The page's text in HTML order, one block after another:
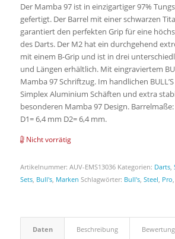
Der Mamba 97 ist in einzigartiger 97%
gefertigt. Der Barrel mit einer schwarzen
garantiert den perfekten Grip für eine
des Darts. Der M2 hat ein durchgehend
mit einem B-Grip und ist in drei
und Längen erhältlich. Mit eingraviertem
Mamba 97 Schriftzug. Im handlichen
Simplex Aluminium Schäften und extra
besonderen Mamba 97 Design.
D1= 6,4 mm D2= 6,4 mm.
Nicht vorrätig
Artikelnummer: AUV-EMS13036 Kategorien: Darts,
Sets, Bull's, Marken Schlagwörter: Bull's, Steel Pro
Daten Beschreibung